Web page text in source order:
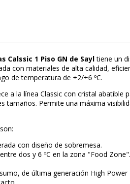
Calssic 1 Piso GN de Sayl tiene un
con materiales de alta calidad,
de temperatura de +2/+6 ºC.
a la línea Classic con cristal abatible
tamaños. Permite una máxima
con diseño de sobremesa.
dos y 6 ºC en la zona "Food Zone".
de última generación High Power